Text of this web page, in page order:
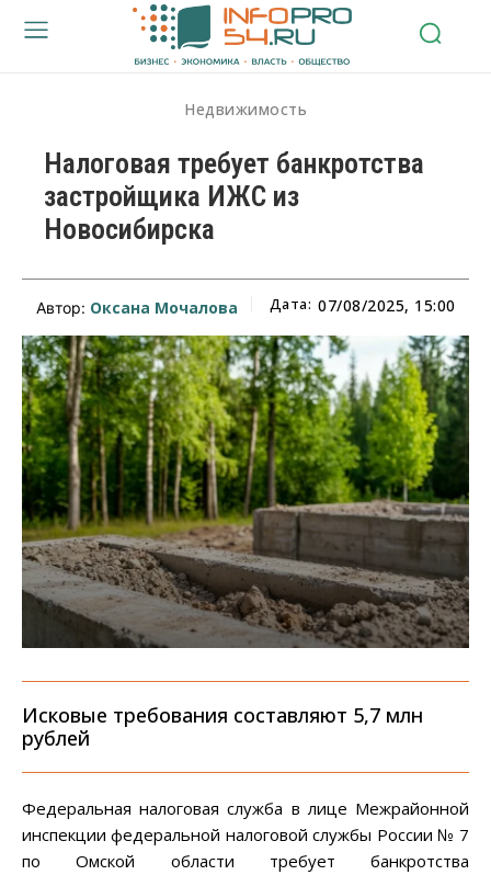
Недвижимость
Налоговая требует банкротства
застройщика ИЖС из
Новосибирска
Автор: Оксана Мочалова Дата: 07/08/2025, 15:00
Исковые требования составляют 5,7 млн
рублей
Федеральная налоговая служба в лице Межрайонной
инспекции федеральной налоговой службы России № 7
по Омской области требует банкротства